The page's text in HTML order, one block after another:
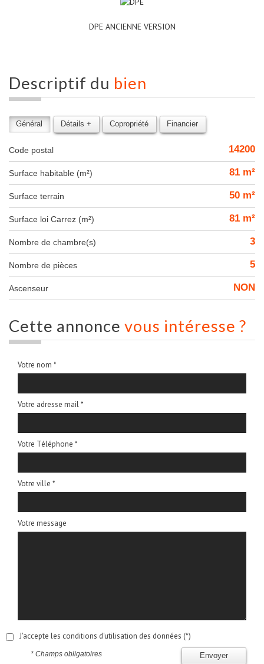
DPE ANCIENNE VERSION
descriptif du bien
Général Détails + Copropriété Financier
Code postal 14200
Surface habitable (m²) 81 m²
surface terrain 50 m²
Surface loi Carrez (m²) 81 m²
Nombre de chambre(s) 3
Nombre de pièces 5
Ascenseur NON
cette annonce vous intéresse ?
Votre nom *
Votre adresse mail *
Votre Téléphone *
Votre ville *
Votre message
J'accepte les conditions d'utilisation des données (*)
Envoyer
* Champs obligatoires